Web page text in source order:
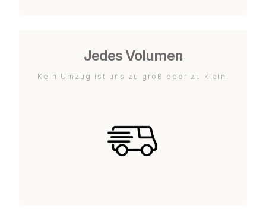
Jedes Volumen
Kein Umzug ist uns zu groß oder zu klein.